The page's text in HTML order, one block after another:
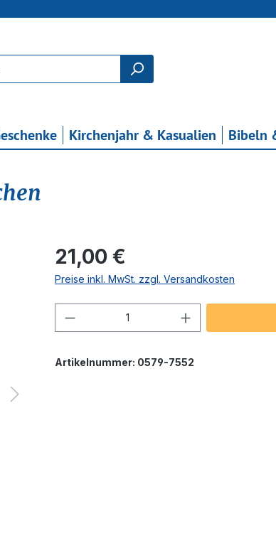
Kirchenjahr & Kasualien Bibeln
Regulärer Preis:
21,00 €
Preise inkl. MwSt. zzgl. Versandkosten
Produkt Anzahl: Gib den
Artikelnummer: 0579-7552